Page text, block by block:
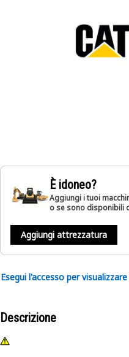
È idoneo?
Aggiungi i tuoi
o se sono disponibili
Aggiungi attrezzatura
Esegui l'accesso per
Descrizione